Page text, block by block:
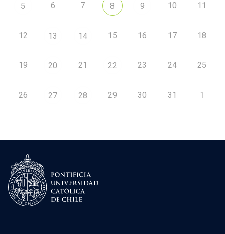
5 6 7 8 9 10 11
12 13 14 15 16 17 18
19 20 21 22 23 24 25
26 27 28 29 30 31 1